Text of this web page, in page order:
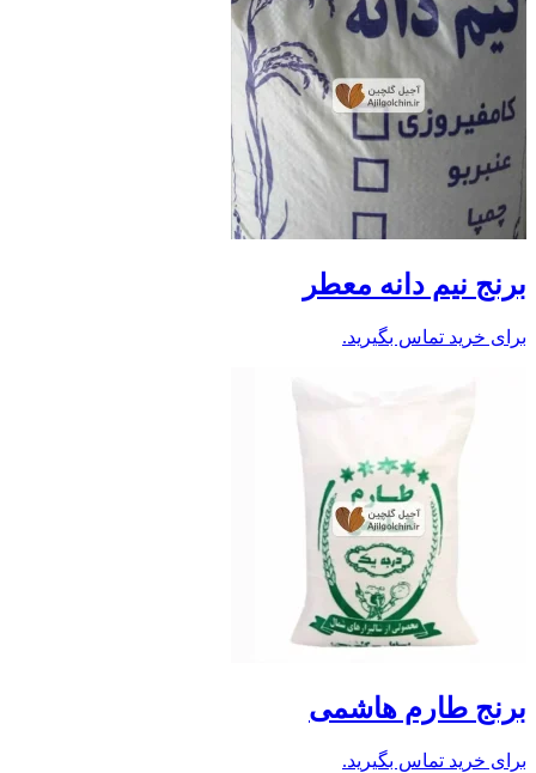
برنج نیم دانه معطر
برای خرید تماس بگیرید.
برنج طارم هاشمی
برای خرید تماس بگیرید.